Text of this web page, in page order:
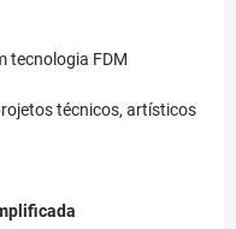
tecnologia FDM
técnicos, artísticos